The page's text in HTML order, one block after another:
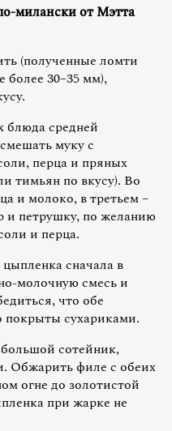
милански от Мэтта
(полученные ломти
30–35 мм),
блюда средней
муку с
перца и пряных
тимьян по вкусу). Во
и молоко, в третьем –
и петрушку, по желанию
и перца.
сначала в
молочную смесь и
что обе
покрыты сухариками.
сотейник,
Обжарить филе с обеих
огне до золотистой
при жарке не